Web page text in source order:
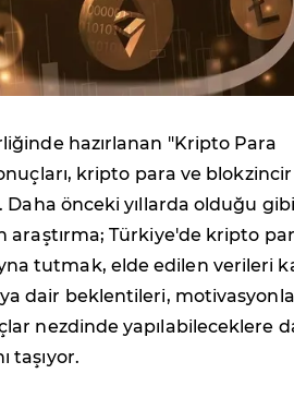
hazırlanan "Kripto Para
kripto para ve blokzincir
önceki yıllarda olduğu gibi
araştırma; Türkiye'de kripto
tutmak, elde edilen verileri
dair beklentileri,
nezdinde yapılabileceklere
taşıyor.